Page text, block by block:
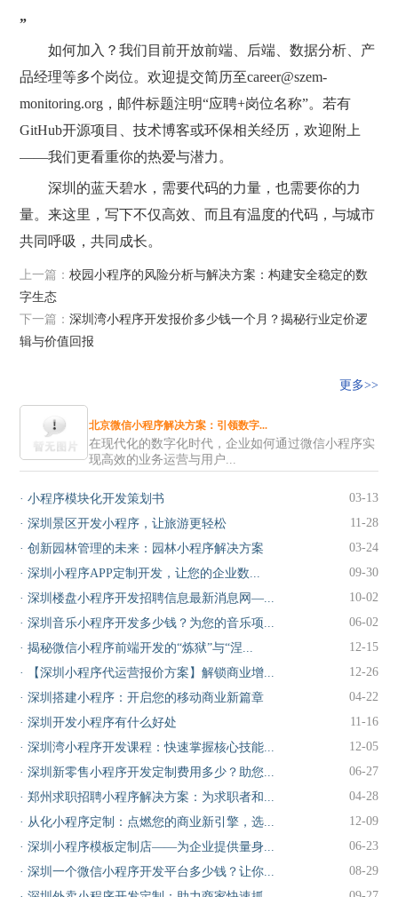
”
如何加入？我们目前开放前端、后端、数据分析、产
品经理等多个岗位。欢迎提交简历至career@szem-
monitoring.org，邮件标题注明“应聘+岗位名称”。若有
GitHub开源项目、技术博客或环保相关经历，欢迎附上
——我们更看重你的热爱与潜力。
深圳的蓝天碧水，需要代码的力量，也需要你的力
量。来这里，写下不仅高效、而且有温度的代码，与城市
共同呼吸，共同成长。
上一篇：校园小程序的风险分析与解决方案：构建安全稳定的数
字生态
下一篇：深圳湾小程序开发报价多少钱一个月？揭秘行业定价逻
辑与价值回报
更多>>
北京微信小程序解决方案：引领数字...
在现代化的数字化时代，企业如何通过微信小程序实
现高效的业务运营与用户...
03-13
·小程序模块化开发策划书
11-28
·深圳景区开发小程序，让旅游更轻松
03-24
·创新园林管理的未来：园林小程序解决方案
09-30
·深圳小程序APP定制开发，让您的企业数...
10-02
·深圳楼盘小程序开发招聘信息最新消息网—...
06-02
·深圳音乐小程序开发多少钱？为您的音乐项...
12-15
·揭秘微信小程序前端开发的“炼狱”与“涅...
12-26
·
【深圳小程序代运营报价方案】解锁商业增...
04-22
·深圳搭建小程序：开启您的移动商业新篇章
11-16
·深圳开发小程序有什么好处
12-05
·深圳湾小程序开发课程：快速掌握核心技能...
06-27
·深圳新零售小程序开发定制费用多少？助您...
04-28
·郑州求职招聘小程序解决方案：为求职者和...
12-09
· 从化小程序定制：点燃您的商业新引擎，选...
06-23
·深圳小程序模板定制店——为企业提供量身...
08-29
·深圳一个微信小程序开发平台多少钱？让你...